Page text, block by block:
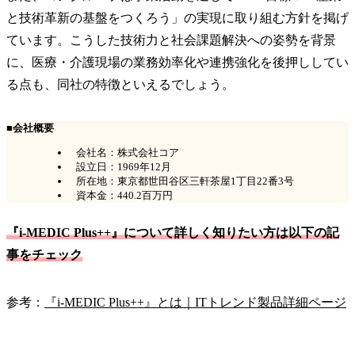
と技術革新の基盤をつくろう」の実現に取り組む方針を掲げ
ています。こうした技術力と社会課題解決への姿勢を背景
に、医療・介護現場の業務効率化や連携強化を後押ししてい
る点も、同社の特徴といえるでしょう。
■会社概要
会社名：株式会社コア
設立日：1969年12月
所在地：東京都世田谷区三軒茶屋1丁目22番3号
資本金：440.2百万円
『i-MEDIC Plus++』について詳しく知りたい方は以下の記
事をチェック
参考： 『i-MEDIC Plus++』とは｜ITトレンド製品詳細ページ